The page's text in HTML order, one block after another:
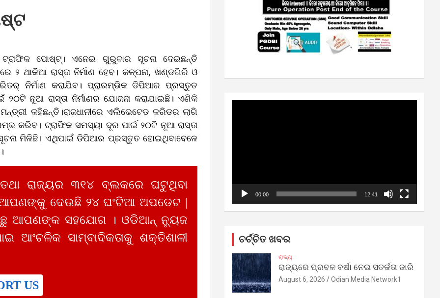
ପୋଷ୍ଟ୍‌। ଏନେଇ ଗୁରୁବାର ସୂଚନା ଦେଇଛନ୍ତି
୨ ଥାକିଆ ରାସ୍ତା ନିର୍ମାଣ ହେବ। କଳ୍ପନା, ଖଣ୍ଡଗିରି ଓ
ନିର୍ମାଣ କରାଯିବ। ପ୍ରାରମ୍ଭିକ ଡିପିଆର ପ୍ରସ୍ତୁତ
ନୂଆ ରାସ୍ତା ନିର୍ମାଣର ଯୋଜନା କରାଯାଇଛି। ଏଣିକି
କହିଛନ୍ତି।ରାଜଧାନୀରେ ଏଲିଭେଟେଡ କରିଡର ଲାଗି
କରିବ। ଟ୍ରାଫିକ ସମସ୍ୟା ଦୂର ପାର୍ଇ ୨୦ଟି ନୂଆ ରାସ୍ତା
ମିଳିଛି। ଏଥିପାଇଁ ଡିପିଆର ପ୍ରସ୍ତୁତ ହୋଇଥିବାବେଳେ
ରାଜ୍ୟର ୩୧୪ ବ୍ଲକରେ ଘଟୁଥିବା
ଦେଉଛି ୨୪ ଘଂଟିଆ ଅପଡେଟ |
ଆପଣଙ୍କ ସହଯୋଗ । ଓଡିଆନ୍ ନ୍ୟୁଜ
ଆଂଚଳିକ ସାମ୍ବାଦିକତାକୁ ଶକ୍ତିଶାଳୀ
US
00:00 12:41
ଚର୍ଚ୍ଚିତ ଖବର
ରାଜ୍ୟ
ରାଜ୍ୟରେ ପ୍ରବଳ ବର୍ଷା ନେଇ ସତର୍କତା ଜାରି
August 6, 2026 Odian Media Network1